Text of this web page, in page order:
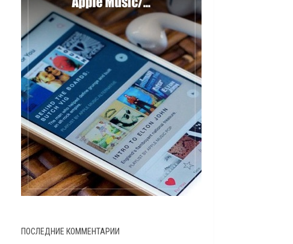
ПОСЛЕДНИЕ КОММЕНТАРИИ